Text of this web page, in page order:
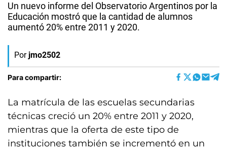
Un nuevo informe del Observatorio Argentinos por la
Educación mostró que la cantidad de alumnos
aumentó 20% entre 2011 y 2020.
Por jmo2502
Para compartir:
La matrícula de las escuelas secundarias
técnicas creció un 20% entre 2011 y 2020,
mientras que la oferta de este tipo de
instituciones también se incrementó en un